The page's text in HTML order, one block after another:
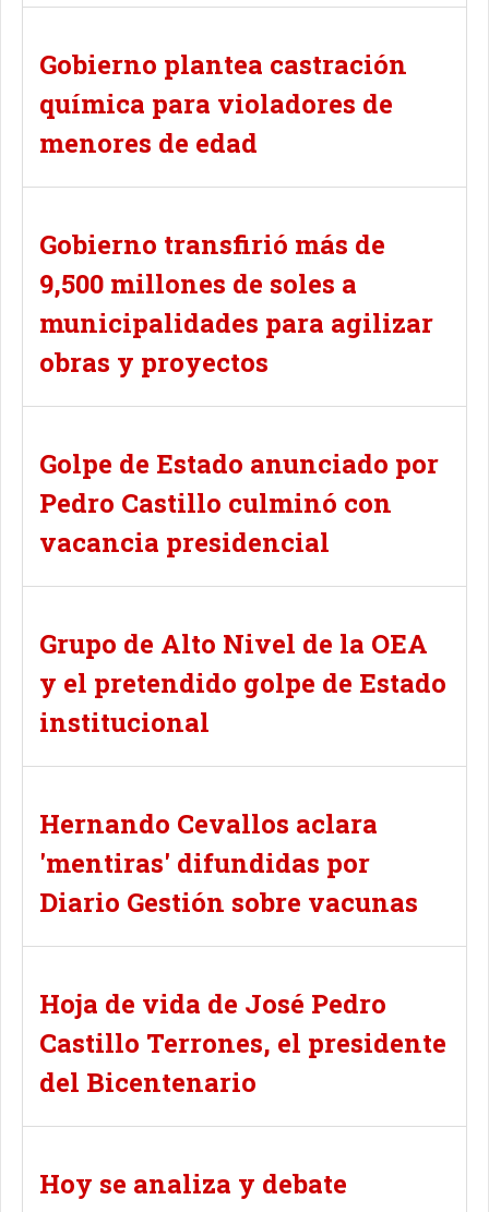
Gobierno plantea castración
química para violadores de
menores de edad
Gobierno transfirió más de
9,500 millones de soles a
municipalidades para agilizar
obras y proyectos
Golpe de Estado anunciado por
Pedro Castillo culminó con
vacancia presidencial
Grupo de Alto Nivel de la OEA
y el pretendido golpe de Estado
institucional
Hernando Cevallos aclara
'mentiras' difundidas por
Diario Gestión sobre vacunas
Hoja de vida de José Pedro
Castillo Terrones, el presidente
del Bicentenario
Hoy se analiza y debate